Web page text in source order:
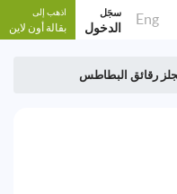
Eng سجَل
الدخول
اذهب إلى
بقالة أون لاين
رقائق البطاطس